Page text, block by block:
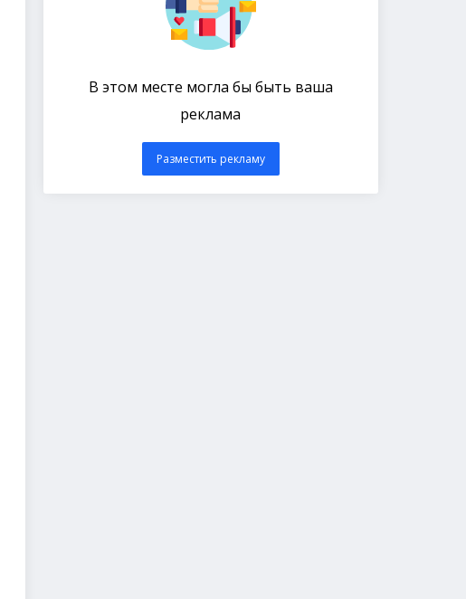
В этом месте могла бы быть ваша
реклама
Разместить рекламу